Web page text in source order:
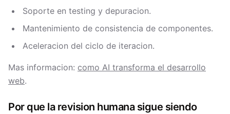
Soporte en testing y depuracion.
Mantenimiento de consistencia de componentes.
Aceleracion del ciclo de iteracion.
Mas informacion: como AI transforma el desarrollo
web.
Por que la revision humana sigue siendo